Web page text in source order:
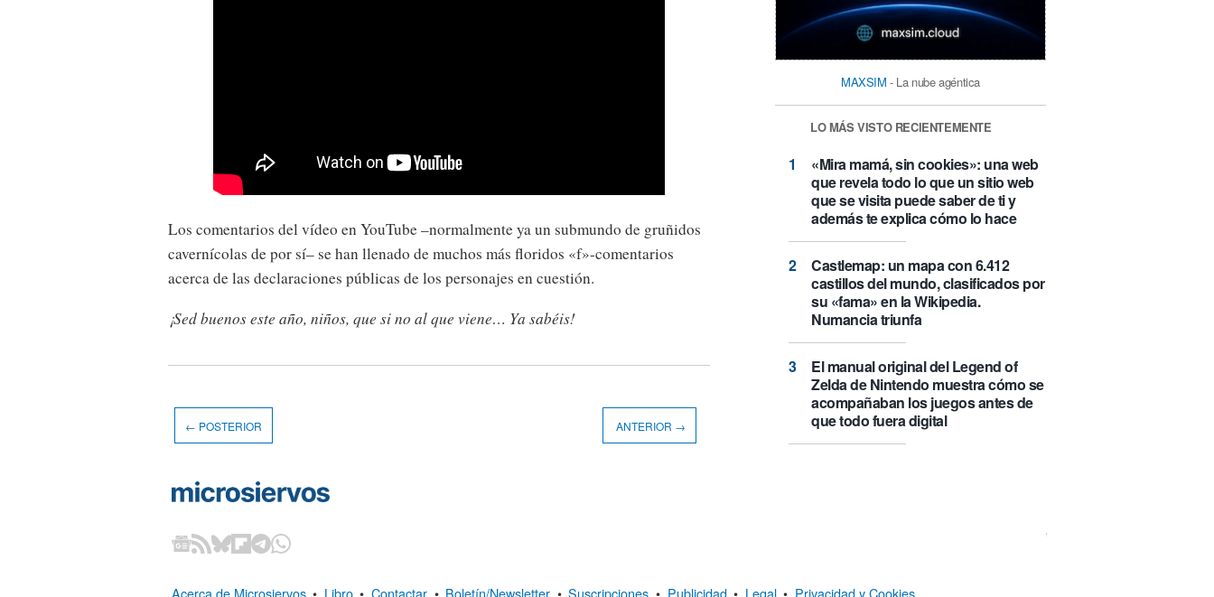
Los comentarios del vídeo en YouTube –normalmente ya un submundo de gruñidos
cavernícolas de por sí– se han llenado de muchos más floridos «f»-comentarios
acerca de las declaraciones públicas de los personajes en cuestión.
¡Sed buenos este año, niños, que si no al que viene… Ya sabéis!
MAXSIM - La nube agéntica
LO MÁS VISTO RECIENTEMENTE
«Mira mamá, sin cookies»: una web
que revela todo lo que un sitio web
que se visita puede saber de ti y
además te explica cómo lo hace
Castlemap: un mapa con 6.412
castillos del mundo, clasificados por
su «fama» en la Wikipedia.
Numancia triunfa
El manual original del Legend of
Zelda de Nintendo muestra cómo se
acompañaban los juegos antes de
que todo fuera digital
kilómetros sin escalas entre
← POSTERIOR ANTERIOR →
Acerca de Microsiervos • Libro • Contactar • Boletín/Newsletter • Suscripciones • Publicidad • Legal • Privacidad y Cookies